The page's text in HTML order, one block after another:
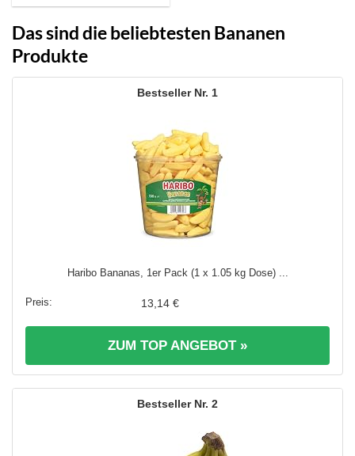
Das sind die beliebtesten Bananen
Produkte
1
Haribo Bananas, 1er Pack (1 x 1.05 kg Dose) ...
13,14 €
ZUM TOP ANGEBOT »
2